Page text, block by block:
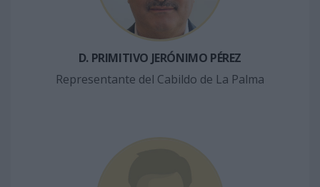
D. PRIMITIVO JERÓNIMO PÉREZ
Representante del Cabildo de La Palma